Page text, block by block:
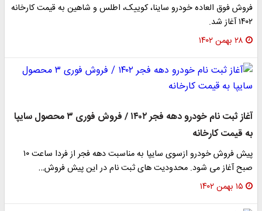
فروش فوق العاده خودرو ساینا، کوییک، اطلس و شاهین به قیمت کارخانه
۱۴۰۲ آغاز شد.
۲۸ بهمن ۱۴۰۲
آغاز ثبت نام خودرو دهه فجر ۱۴۰۲ / فروش فوری ۳ محصول سایپا
به قیمت کارخانه
پیش فروش خودرو ازسوی سایپا به مناسبت دهه فجر از فردا ساعت ۱۰
صبح آغاز می شود. محدودیت های ثبت نام در این پیش فروش…
۱۵ بهمن ۱۴۰۲